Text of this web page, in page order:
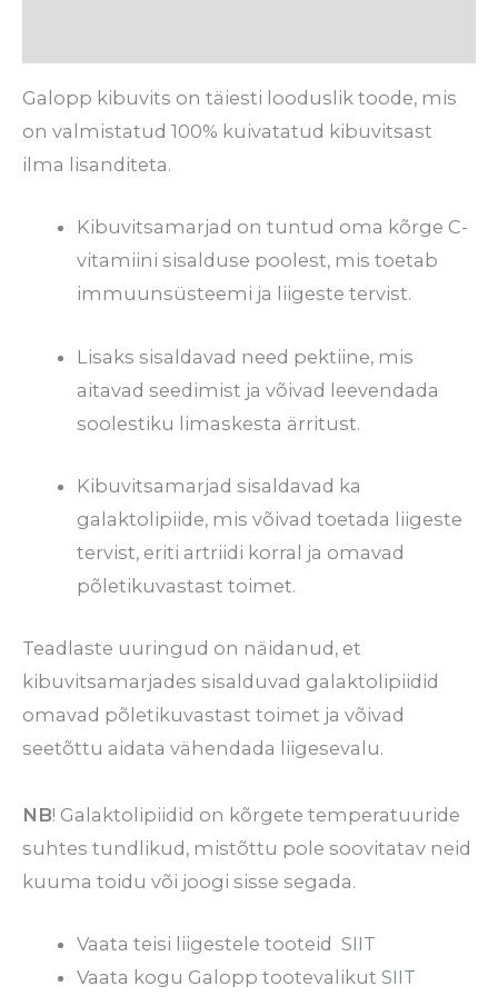
Galopp kibuvits on täiesti looduslik toode, mis
on valmistatud 100% kuivatatud kibuvitsast
ilma lisanditeta.
Kibuvitsamarjad on tuntud oma kõrge C-
vitamiini sisalduse poolest, mis toetab
immuunsüsteemi ja liigeste tervist.
Lisaks sisaldavad need pektiine, mis
aitavad seedimist ja võivad leevendada
soolestiku limaskesta ärritust.
Kibuvitsamarjad sisaldavad ka
galaktolipiide, mis võivad toetada liigeste
tervist, eriti artriidi korral ja omavad
põletikuvastast toimet.
Teadlaste uuringud on näidanud, et
kibuvitsamarjades sisalduvad galaktolipiidid
omavad põletikuvastast toimet ja võivad
seetõttu aidata vähendada liigesevalu.
NB! Galaktolipiidid on kõrgete temperatuuride
suhtes tundlikud, mistõttu pole soovitatav neid
kuuma toidu või joogi sisse segada.
Vaata teisi liigestele tooteidSIIT
Vaata kogu Galopp tootevalikutSIIT